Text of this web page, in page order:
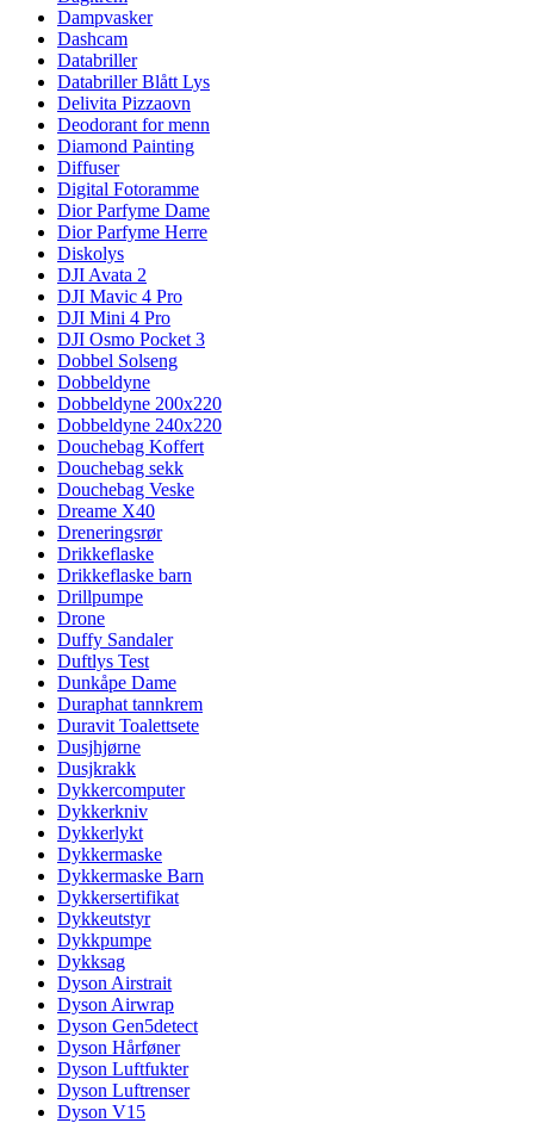
Dampvasker
Dashcam
Databriller
Databriller Blått Lys
Delivita Pizzaovn
Deodorant for menn
Diamond Painting
Diffuser
Digital Fotoramme
Dior Parfyme Dame
Dior Parfyme Herre
Diskolys
DJI Avata 2
DJI Mavic 4 Pro
DJI Mini 4 Pro
DJI Osmo Pocket 3
Dobbel Solseng
Dobbeldyne
Dobbeldyne 200x220
Dobbeldyne 240x220
Douchebag Koffert
Douchebag sekk
Douchebag Veske
Dreame X40
Dreneringsrør
Drikkeflaske
Drikkeflaske barn
Drillpumpe
Drone
Duffy Sandaler
Duftlys Test
Dunkåpe Dame
Duraphat tannkrem
Duravit Toalettsete
Dusjhjørne
Dusjkrakk
Dykkercomputer
Dykkerkniv
Dykkerlykt
Dykkermaske
Dykkermaske Barn
Dykkersertifikat
Dykkeutstyr
Dykkpumpe
Dykksag
Dyson Airstrait
Dyson Airwrap
Dyson Gen5detect
Dyson Hårføner
Dyson Luftfukter
Dyson Luftrenser
Dyson V15